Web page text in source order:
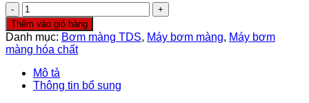
Máy
bơm
màng
TDS
DS10-
PAL-
TPTP-
02
Thêm vào giỏ hàng
Danh mục: Bơm màng TDS, Máy bơm màng, Máy bơm
màng hóa chất
Mô tả
Thông tin bổ sung